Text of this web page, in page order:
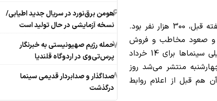
این درحالی است که میزان مخاطبین سینماها در دو هفته قبل، 300 هزار نفر بود.
و صعود مخاطب و فروش
ایجاد شده است را می‌توان ناشی از خبر عجولانه‌ تعطیلی سینماها برای 14 خرداد
منتشر می‌شد روز
هم قبل از اعلام روابط
6هومن برق‌نورد در سریال جدید اطیابی/
نسخه آزمایشی در حال تولید است
7حمله رژیم صهیونیستی به خبرنگار
پرس‌تی‌وی در اردوگاه قلندیا
8صداگذار و صدابردار قدیمی سینما
درگذشت